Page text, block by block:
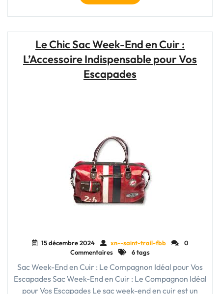
Week-
End
:
L’Élégance
Pratique
pour
Le Chic Sac Week-End en Cuir :
L’Accessoire Indispensable pour Vos
Escapades
15 décembre 2024 xn--saint-trail-fbb
0
Commentaires
6 tags
Sac Week-End en Cuir : Le Compagnon Idéal pour Vos
Escapades Sac Week-End en Cuir : Le Compagnon Idéal
pour Vos Escapades Le sac week-end en cuir est un